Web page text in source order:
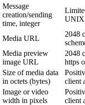
Message
creation/sending
time, integer
UNIX
Media URL
2048
Media preview
image URL
2048
https
Size of media data
in octets (bytes)
client
Image or video
width in pixels
client